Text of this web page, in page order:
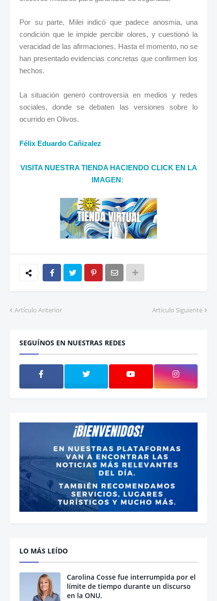
Por su parte, Milei indicó que padece anosmia, una
condición que le impide percibir olores, y cuestionó la
veracidad de las afirmaciones. Hasta el momento, no se
han presentado evidencias concretas que confirmen los
hechos.
La situación generó controversia en medios y redes
sociales, donde se debaten las versiones sobre lo
ocurrido en Olivos.
Félix Eduardo Cañizalez
VISITA NUESTRA TIENDA HACIENDO CLICK EN LA
IMAGEN:
Artículo Anterior Artículo Siguiente
SEGUÍNOS EN NUESTRAS REDES
LO MÁS LEÍDO
Carolina Cosse fue interrumpida por el
límite de tiempo durante un discurso
en la ONU.